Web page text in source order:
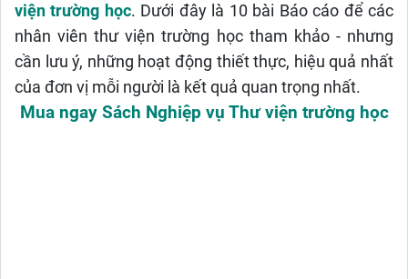
viện trường học. Dưới đây là 10 bài Báo cáo để các
nhân viên thư viện trường học tham khảo - nhưng
cần lưu ý, những hoạt động thiết thực, hiệu quả nhất
của đơn vị mỗi người là kết quả quan trọng nhất.
Mua ngay Sách Nghiệp vụ Thư viện trường học